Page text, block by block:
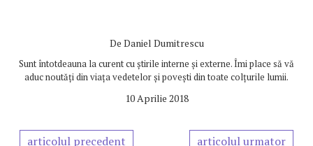
De Daniel Dumitrescu
Sunt întotdeauna la curent cu știrile interne și externe. Îmi place să vă
aduc noutăți din viața vedetelor și povești din toate colțurile lumii.
10 Aprilie 2018
articolul precedent articolul urmator